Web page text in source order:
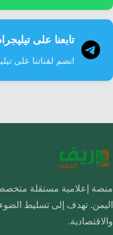
تابعنا على
انضم لقناتنا على
منصة إعلامية مستقلة
اليمن. تهدف إلى تسليط الضوء
والاقتصادية.